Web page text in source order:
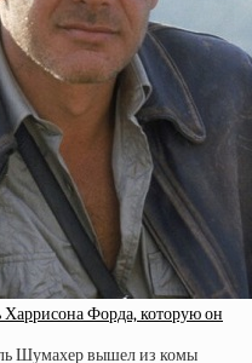
Форда, которую он